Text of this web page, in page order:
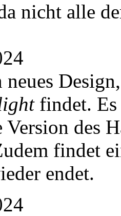
nicht alle
neues
findet. Es
Version des
findet
endet.